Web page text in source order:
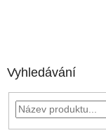
Vyhledávání